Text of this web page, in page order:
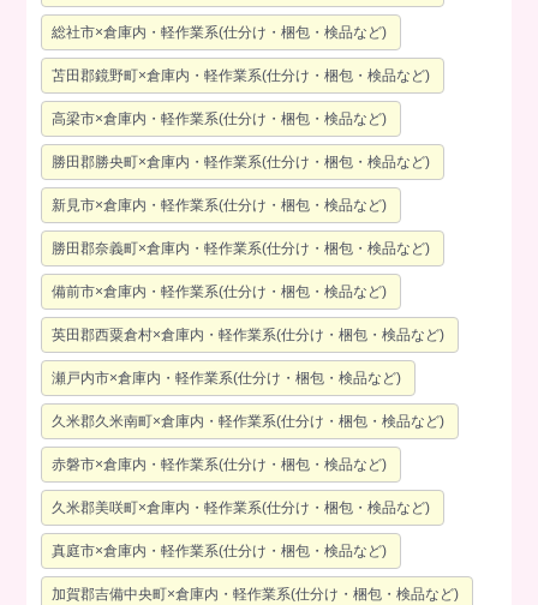
総社市×倉庫内・軽作業系(仕分け・梱包・検品など)
苫田郡鏡野町×倉庫内・軽作業系(仕分け・梱包・検品など)
高梁市×倉庫内・軽作業系(仕分け・梱包・検品など)
勝田郡勝央町×倉庫内・軽作業系(仕分け・梱包・検品など)
新見市×倉庫内・軽作業系(仕分け・梱包・検品など)
勝田郡奈義町×倉庫内・軽作業系(仕分け・梱包・検品など)
備前市×倉庫内・軽作業系(仕分け・梱包・検品など)
英田郡西粟倉村×倉庫内・軽作業系(仕分け・梱包・検品など)
瀬戸内市×倉庫内・軽作業系(仕分け・梱包・検品など)
久米郡久米南町×倉庫内・軽作業系(仕分け・梱包・検品など)
赤磐市×倉庫内・軽作業系(仕分け・梱包・検品など)
久米郡美咲町×倉庫内・軽作業系(仕分け・梱包・検品など)
真庭市×倉庫内・軽作業系(仕分け・梱包・検品など)
加賀郡吉備中央町×倉庫内・軽作業系(仕分け・梱包・検品など)